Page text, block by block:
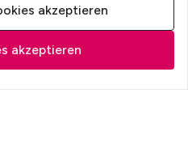
akzeptieren
akzeptieren
Zur Hotelauswahl